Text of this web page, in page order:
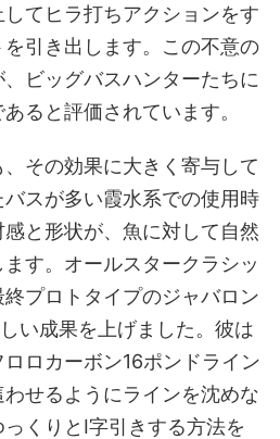
てヒラ打ちアクションをす
引き出します。この不意の
ビッグバスハンターたちに
ると評価されています。
その効果に大きく寄与して
スが多い霞水系での使用時
と形状が、魚に対して自然
す。オールスタークラシッ
プロトタイプのジャバロン
い成果を上げました。彼は
ロカーボン16ポンドライン
せるようにラインを沈めな
くりとI字引きする方法を